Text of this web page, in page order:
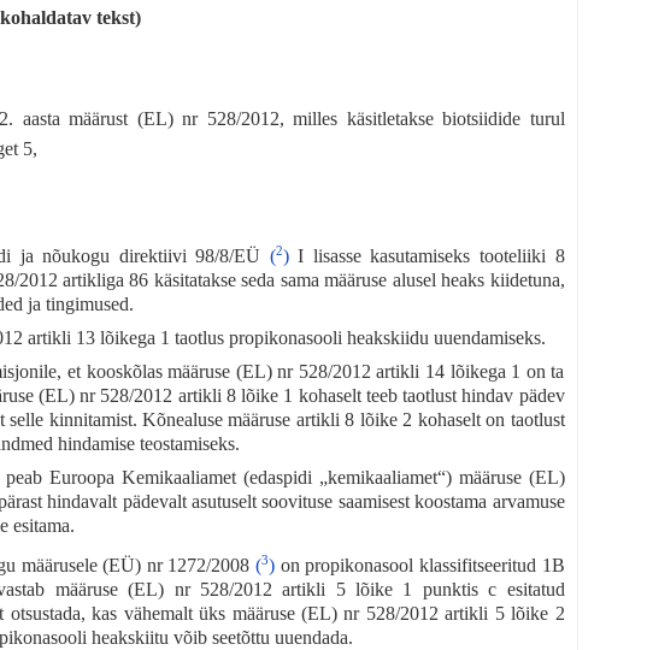
tekst)
aasta määrust (EL) nr 528/2012, milles käsitletakse biotsiidide turul
5,
ja nõukogu direktiivi 98/8/EÜ (2)I lisasse kasutamiseks tooteliiki 8
artikliga 86 käsitatakse seda sama määruse alusel heaks kiidetuna,
ja tingimused.
artikli 13 lõikega 1 taotlus propikonasooli heakskiidu uuendamiseks.
et kooskõlas määruse (EL) nr 528/2012 artikli 14 lõikega 1 on ta
(EL) nr 528/2012 artikli 8 lõike 1 kohaselt teeb taotlust hindav pädev
kinnitamist. Kõnealuse määruse artikli 8 lõike 2 kohaselt on taotlust
hindamise teostamiseks.
Euroopa Kemikaaliamet (edaspidi „kemikaaliamet“) määruse (EL)
hindavalt pädevalt asutuselt soovituse saamisest koostama arvamuse
esitama.
määrusele (EÜ) nr 1272/2008 (3) on propikonasool klassifitseeritud 1B
määruse (EL) nr 528/2012 artikli 5 lõike 1 punktis c esitatud
kas vähemalt üks määruse (EL) nr 528/2012 artikli 5 lõike 2
heakskiitu võib seetõttu uuendada.